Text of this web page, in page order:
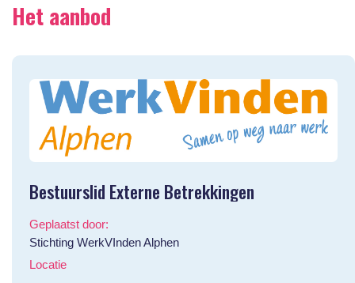
Het aanbod
Bestuurslid Externe Betrekkingen
Geplaatst door:
Stichting WerkVInden Alphen
Locatie